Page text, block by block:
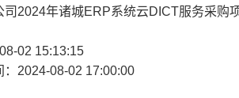
司2024年诸城ERP系统云DICT服务采购
02 15:13:15
：2024-08-02 17:00:00